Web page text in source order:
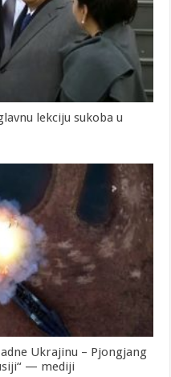
lekciju sukoba u
Ukrajinu – Pjongjang
— mediji